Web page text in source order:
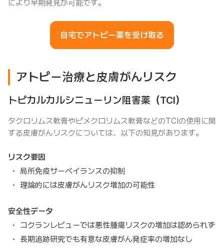
により早期発見が可能です。
自宅でアトピー薬を受け取る
アトピー治療と皮膚がんリスク
トピカルカルシニューリン阻害薬（TCI）
タクロリムス軟膏やピメクロリムス軟膏などのTCIの使用に関
する皮膚がんリスクについては、以下の知見があります。
リスク要因
局所免疫サーベイランスの抑制
理論的には皮膚がんリスク増加の可能性
安全性データ
コクランレビューでは悪性腫瘍リスクの増加は認められず
長期追跡研究でも有意な皮膚がん発症率の増加なし